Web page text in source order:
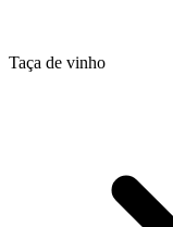
Taça de vinho